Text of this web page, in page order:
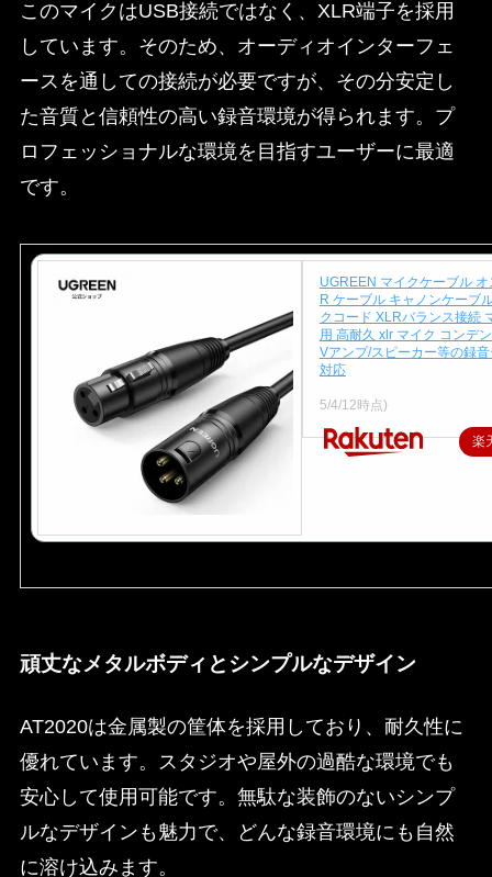
このマイクはUSB接続ではなく、XLR端子を採用
しています。そのため、オーディオインターフェ
ースを通しての接続が必要ですが、その分安定し
た音質と信頼性の高い録音環境が得られます。プ
ロフェッショナルな環境を目指すユーザーに最適
です。
UGREEN マイクケーブル
R ケーブル キャノンケーブ
クコード XLRバランス接続
用 高耐久 xlr マイク コンデ
Vアンプ/スピーカー等の録
対応
5/4/12時点)
楽
頑丈なメタルボディとシンプルなデザイン
AT2020は金属製の筐体を採用しており、耐久性に
優れています。スタジオや屋外の過酷な環境でも
安心して使用可能です。無駄な装飾のないシンプ
ルなデザインも魅力で、どんな録音環境にも自然
に溶け込みます。